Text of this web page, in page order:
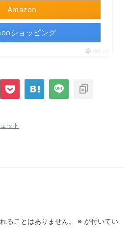
Amazon
ショッピング
ポチップ
ット
ることはありません。 ※ が付いてい